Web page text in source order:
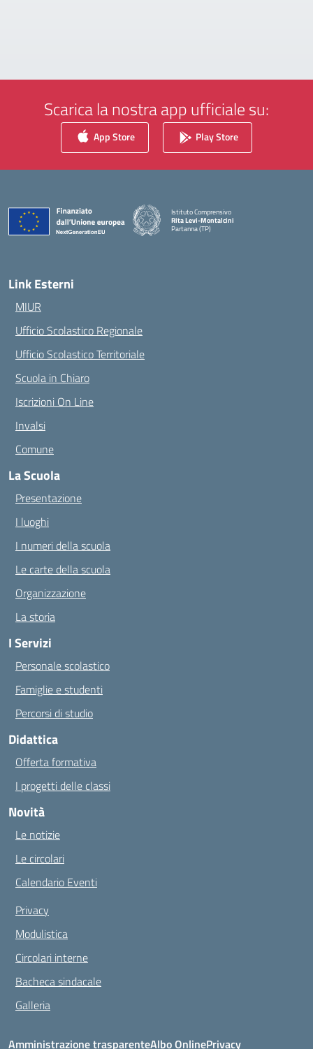
Scarica la nostra app ufficiale su:
App Store Play Store
Istituto Comprensivo
Rita Levi-Montalcini
Partanna (TP)
Link Esterni
MIUR
Ufficio Scolastico Regionale
Ufficio Scolastico Territoriale
Scuola in Chiaro
Iscrizioni On Line
Invalsi
Comune
La Scuola
Presentazione
I luoghi
I numeri della scuola
Le carte della scuola
Organizzazione
La storia
I Servizi
Personale scolastico
Famiglie e studenti
Percorsi di studio
Didattica
Offerta formativa
I progetti delle classi
Novità
Le notizie
Le circolari
Calendario Eventi
Privacy
Modulistica
Circolari interne
Bacheca sindacale
Galleria
Amministrazione trasparenteAlbo OnlinePrivacy